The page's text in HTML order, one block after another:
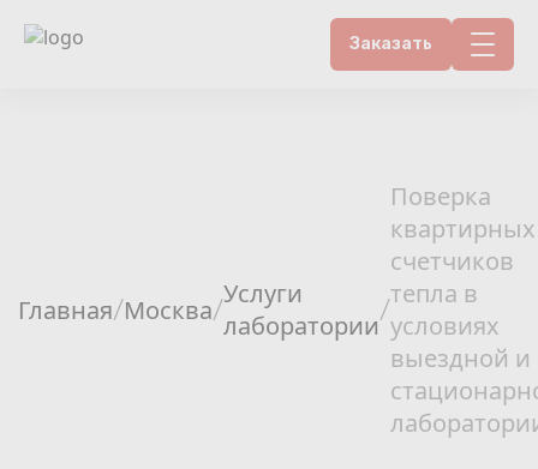
Заказать
Услуги лаборатории
Главная/Москва/Услуги
лаборатории/
Поверка
квартирных
счетчиков
тепла в
условиях
выездной и